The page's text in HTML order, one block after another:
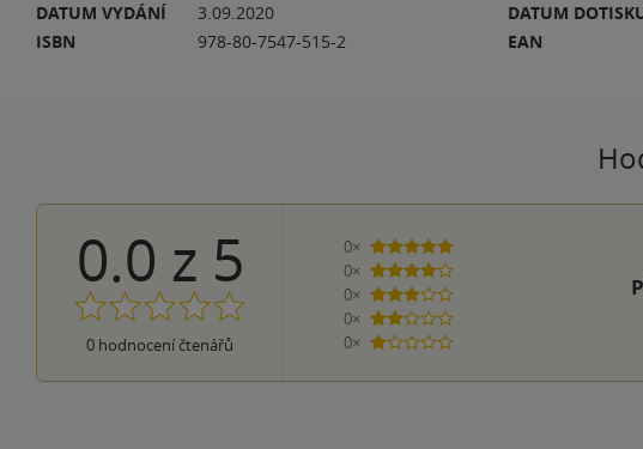
DATUM VYDÁNÍ
3.09.2020
ISBN
978-80-7547-515-2
DATUM
EAN
0.0 z 5
0 hodnocení čtenářů
0×
5 hvězdiček
0×
4 hvězdičky
0×
3 hvězdičky
0×
2 hvězdičky
0×
1 hvezdička